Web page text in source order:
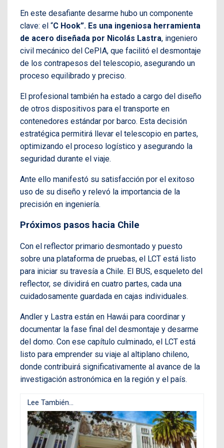
En este desafiante desarme hubo un componente
clave: el “C Hook”. Es una ingeniosa herramienta
de acero diseñada por Nicolás Lastra, ingeniero
civil mecánico del CePIA, que facilitó el desmontaje
de los contrapesos del telescopio, asegurando un
proceso equilibrado y preciso.
El profesional también ha estado a cargo del diseño
de otros dispositivos para el transporte en
contenedores estándar por barco. Esta decisión
estratégica permitirá llevar el telescopio en partes,
optimizando el proceso logístico y asegurando la
seguridad durante el viaje.
Ante ello manifestó su satisfacción por el exitoso
uso de su diseño y relevó la importancia de la
precisión en ingeniería.
Próximos pasos hacia Chile
Con el reflector primario desmontado y puesto
sobre una plataforma de pruebas, el LCT está listo
para iniciar su travesía a Chile. El BUS, esqueleto del
reflector, se dividirá en cuatro partes, cada una
cuidadosamente guardada en cajas individuales.
Andler y Lastra están en Hawái para coordinar y
documentar la fase final del desmontaje y desarme
del domo. Con ese capítulo culminado, el LCT está
listo para emprender su viaje al altiplano chileno,
donde contribuirá significativamente al avance de la
investigación astronómica en la región y el país.
Lee También...